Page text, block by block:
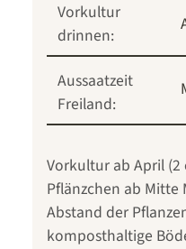
Vorkultur
drinnen:
Aussaatzeit
Freiland:
Vorkultur ab April (2
Pflänzchen ab Mitte
Abstand der
komposthaltige